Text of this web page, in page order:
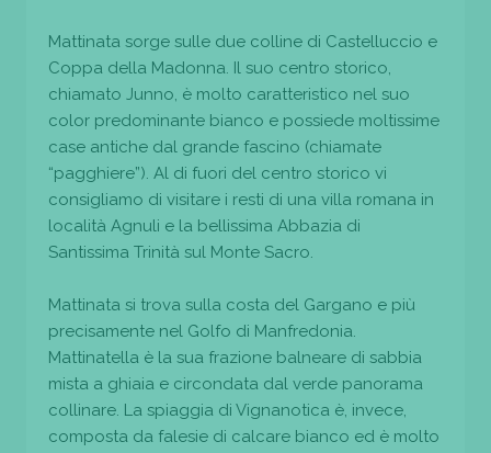
Mattinata sorge sulle due colline di Castelluccio e
Coppa della Madonna. Il suo centro storico,
chiamato Junno, è molto caratteristico nel suo
color predominante bianco e possiede moltissime
case antiche dal grande fascino (chiamate
“pagghiere”). Al di fuori del centro storico vi
consigliamo di visitare i resti di una villa romana in
località Agnuli e la bellissima Abbazia di
Santissima Trinità sul Monte Sacro.
Mattinata si trova sulla costa del Gargano e più
precisamente nel Golfo di Manfredonia.
Mattinatella è la sua frazione balneare di sabbia
mista a ghiaia e circondata dal verde panorama
collinare. La spiaggia di Vignanotica è, invece,
composta da falesie di calcare bianco ed è molto